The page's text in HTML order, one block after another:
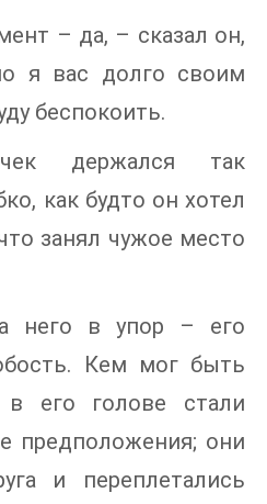
– да, – сказал он,
я вас долго своим
беспокоить.
держался так
как будто он хотел
занял чужое место
него в упор – его
Кем мог быть
его голове стали
предположения; они
и переплетались